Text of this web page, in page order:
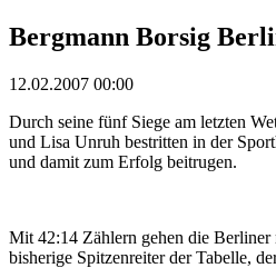
Bergmann Borsig
12.02.2007 00:00
Durch seine fünf Siege am letzten
und Lisa Unruh bestritten in der
und damit zum Erfolg beitrugen.
Mit 42:14 Zählern gehen die Berliner
bisherige Spitzenreiter der Tabelle,